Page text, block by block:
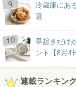
冷蔵庫にあ
選
早起きだけ
ント【8月4
連載ランキン